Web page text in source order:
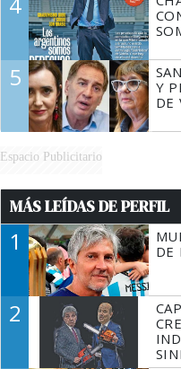
5
Y
DE
Espacio Publicitario
MÁS LEÍDAS DE PERFIL
1
DE
2